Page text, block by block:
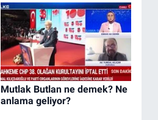
Mutlak Butlan ne demek? Ne
anlama geliyor?